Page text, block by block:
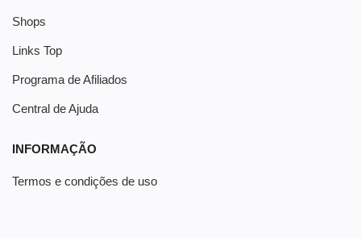
Shops
Links Top
Programa de Afiliados
Central de Ajuda
INFORMAÇÃO
Termos e condições de uso